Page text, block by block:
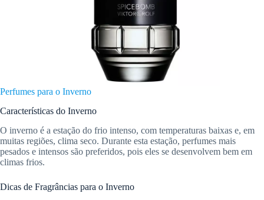
Perfumes para o Inverno
Características do Inverno
O inverno é a estação do frio intenso, com temperaturas baixas e, em
muitas regiões, clima seco. Durante esta estação, perfumes mais
pesados e intensos são preferidos, pois eles se desenvolvem bem em
climas frios.
Dicas de Fragrâncias para o Inverno